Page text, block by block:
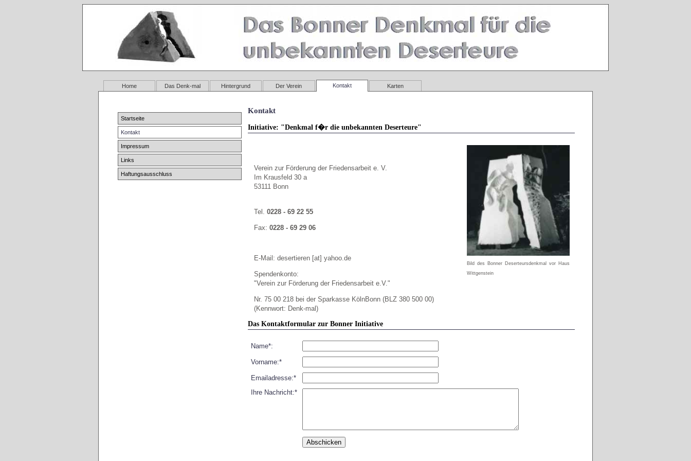
Home Das Denk-mal Hintergrund Der Verein Kontakt Karten
Startseite
Kontakt
Impressum
Links
Haftungsausschluss
Kontakt
Initiative: "Denkmal f�r die unbekannten Deserteure"
Bild des Bonner Deserteursdenkmal vor Haus
Wittgenstein
Verein zur Förderung der Friedensarbeit e. V.
Im Krausfeld 30 a
53111 Bonn
Tel. 0228 - 69 22 55
Fax: 0228 - 69 29 06
E-Mail: desertieren [at] yahoo.de
Spendenkonto:
"Verein zur Förderung der Friedensarbeit e.V."
Nr. 75 00 218 bei der Sparkasse KölnBonn (BLZ 380 500 00)
(Kennwort: Denk-mal)
Das Kontaktformular zur Bonner Initiative
Name*:
Vorname:*
Emailadresse:*
Ihre Nachricht:*